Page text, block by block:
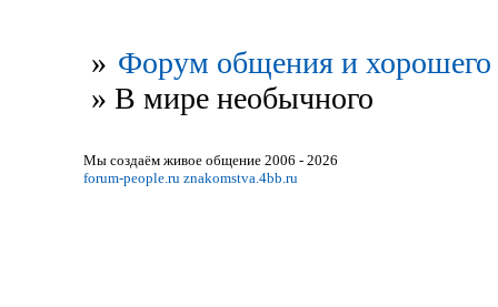
» Форум общения и хорошего
» В мире необычного
Мы создаём живое общение 2006 - 2026
forum-people.ru znakomstva.4bb.ru